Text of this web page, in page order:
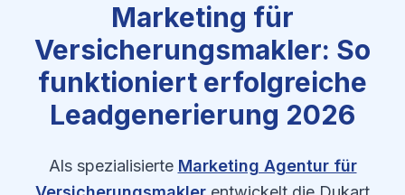
Marketing für
Versicherungsmakler: So
funktioniert erfolgreiche
Leadgenerierung 2026
Als spezialisierte Marketing Agentur für